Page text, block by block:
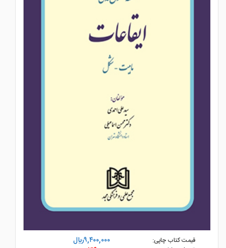
قیمت کتاب چاپی:
۹,۴۰۰,۰۰۰ريال